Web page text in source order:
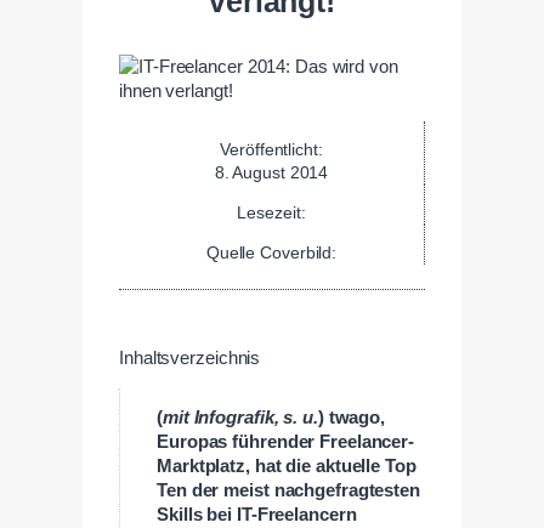
Veröffentlicht:
8. August 2014
Lesezeit:
Quelle Coverbild:
Inhaltsverzeichnis
(mit Infografik, s. u.) twago,
Europas führender Freelancer-
Marktplatz, hat die aktuelle Top
Ten der meist nachgefragtesten
Skills bei IT-Freelancern